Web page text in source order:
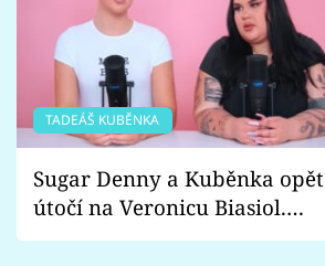
TADEÁŠ KUBĚNKA
Sugar Denny a Kuběnka opět
útočí na Veronicu Biasiol.
Proč je podle nich falešná a